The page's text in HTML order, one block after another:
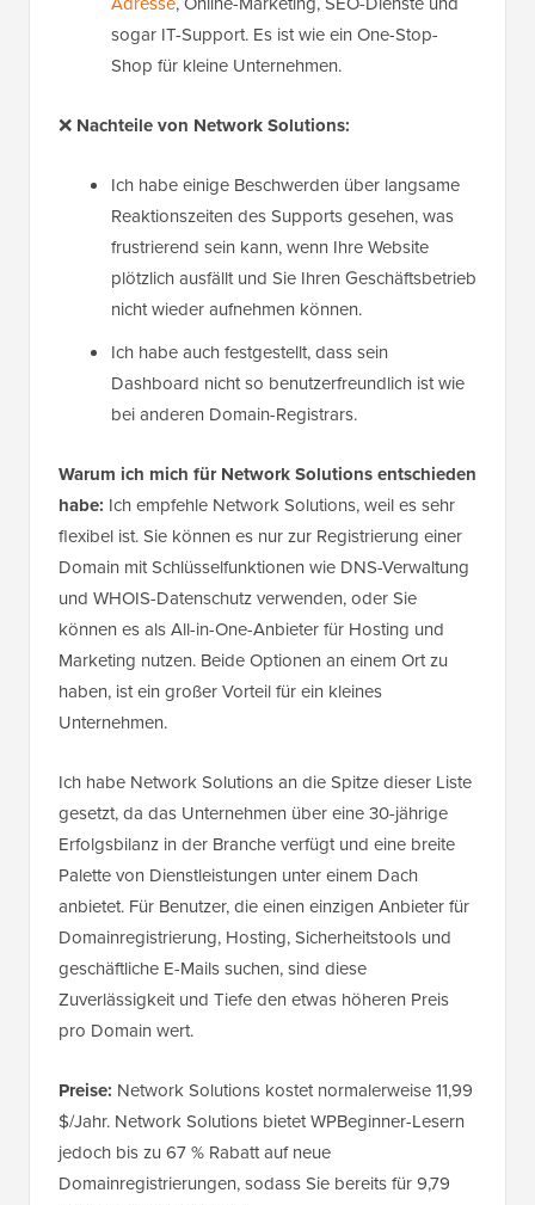
sogar IT-Support. Es ist wie ein One-Stop-
Shop für kleine Unternehmen.
❌ Nachteile von Network Solutions:
Ich habe einige Beschwerden über langsame
Reaktionszeiten des Supports gesehen, was
frustrierend sein kann, wenn Ihre Website
plötzlich ausfällt und Sie Ihren Geschäftsbetrieb
nicht wieder aufnehmen können.
Ich habe auch festgestellt, dass sein
Dashboard nicht so benutzerfreundlich ist wie
bei anderen Domain-Registrars.
Warum ich mich für Network Solutions entschieden
habe: Ich empfehle Network Solutions, weil es sehr
flexibel ist. Sie können es nur zur Registrierung einer
Domain mit Schlüsselfunktionen wie DNS-Verwaltung
und WHOIS-Datenschutz verwenden, oder Sie
können es als All-in-One-Anbieter für Hosting und
Marketing nutzen. Beide Optionen an einem Ort zu
haben, ist ein großer Vorteil für ein kleines
Unternehmen.
Ich habe Network Solutions an die Spitze dieser Liste
gesetzt, da das Unternehmen über eine 30-jährige
Erfolgsbilanz in der Branche verfügt und eine breite
Palette von Dienstleistungen unter einem Dach
anbietet. Für Benutzer, die einen einzigen Anbieter für
Domainregistrierung, Hosting, Sicherheitstools und
geschäftliche E-Mails suchen, sind diese
Zuverlässigkeit und Tiefe den etwas höheren Preis
pro Domain wert.
Preise: Network Solutions kostet normalerweise 11,99
$/Jahr. Network Solutions bietet WPBeginner-Lesern
jedoch bis zu 67 % Rabatt auf neue
Domainregistrierungen, sodass Sie bereits für 9,79